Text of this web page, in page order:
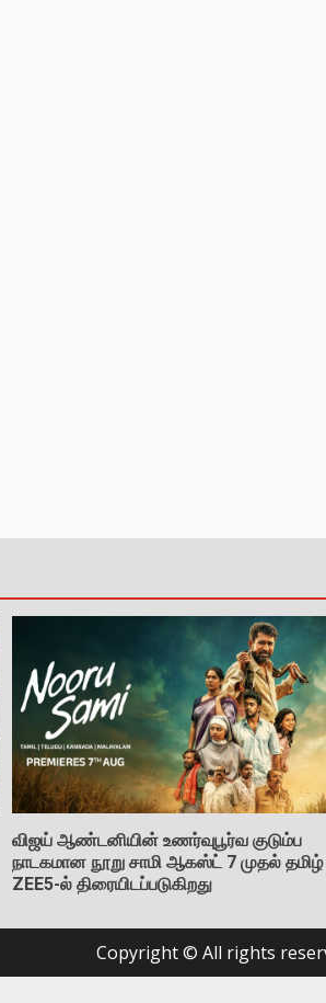
விஜய் ஆண்டனியின் உணர்வுபூர்வ குடும்ப
நாடகமான நூறு சாமி ஆகஸ்ட் 7 முதல் தமிழ்
ZEE5-ல் திரையிடப்படுகிறது
Copyright © All rights